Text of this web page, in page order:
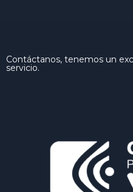
Contáctanos, tenemos un
servicio.